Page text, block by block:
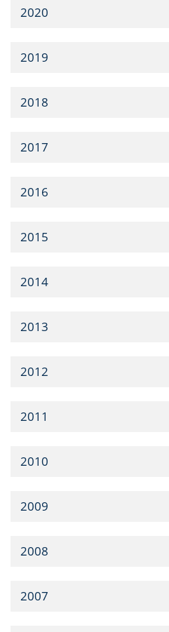
2020
2019
2018
2017
2016
2015
2014
2013
2012
2011
2010
2009
2008
2007